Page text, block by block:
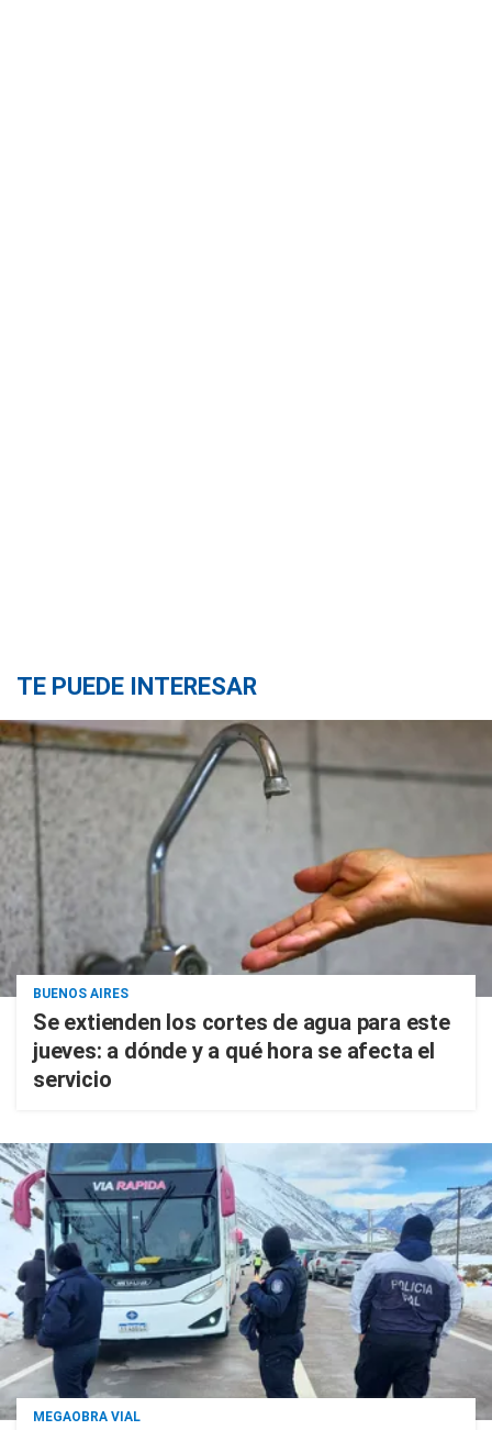
TE PUEDE INTERESAR
BUENOS AIRES
Se extienden los cortes de agua para este
jueves: a dónde y a qué hora se afecta el
servicio
MEGAOBRA VIAL